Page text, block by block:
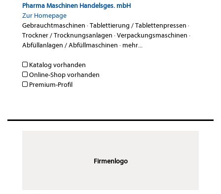
Pharma Maschinen Handelsges. mbH
Zur Homepage
Gebrauchtmaschinen ·Tablettierung / Tablettenpressen ·
Trockner / Trocknungsanlagen ·Verpackungsmaschinen ·
Abfüllanlagen / Abfüllmaschinen · mehr...
Katalog vorhanden
Online-Shop vorhanden
Premium-Profil
Firmenlogo